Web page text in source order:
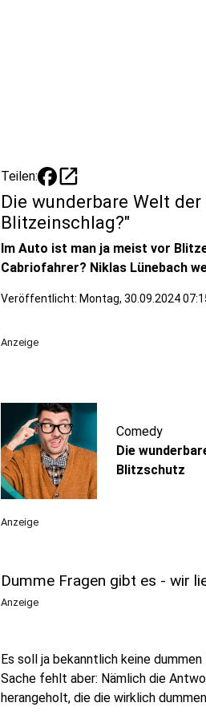
Teilen: open_in_new
Die wunderbare Welt
Blitzeinschlag?"
Im Auto ist man ja meist vor
Cabriofahrer? Niklas Lünebach
Veröffentlicht: Montag, 30.09.2024
Anzeige
Comedy
Die
Blitzschutz
Anzeige
Dumme Fragen gibt es - wir
Anzeige
Es soll ja bekanntlich keine
Sache fehlt aber: Nämlich die
herangeholt, die die wirklich